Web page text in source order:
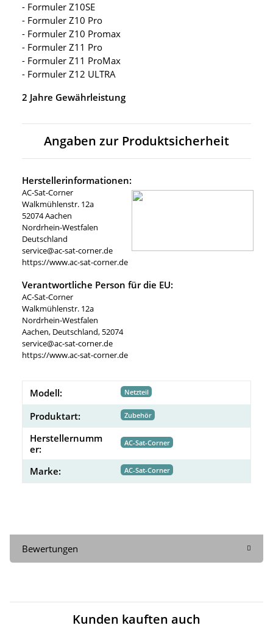
- Formuler Z10SE
- Formuler Z10 Pro
- Formuler Z10 Promax
- Formuler Z11 Pro
- Formuler Z11 ProMax
- Formuler Z12 ULTRA
2 Jahre Gewährleistung
Angaben zur Produktsicherheit
Herstellerinformationen:
AC-Sat-Corner
Walkmühlenstr. 12a
52074 Aachen
Nordrhein-Westfalen
Deutschland
service@ac-sat-corner.de
https://www.ac-sat-corner.de
Verantwortliche Person für die EU:
AC-Sat-Corner
Walkmühlenstr. 12a
Nordrhein-Westfalen
Aachen, Deutschland, 52074
service@ac-sat-corner.de
https://www.ac-sat-corner.de
Modell: Netzteil
Produktart: Zubehör
Herstellernumm
er:
AC-Sat-Corner
Marke: AC-Sat-Corner
Bewertungen
Kunden kauften auch